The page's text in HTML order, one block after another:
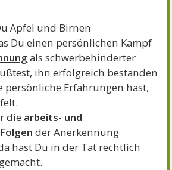
Äpfel und Birnen
Du einen persönlichen Kampf
als schwerbehinderter
ihn erfolgreich bestanden
persönliche Erfahrungen hast,
die arbeits- und
der Anerkennung
hast Du in der Tat rechtlich